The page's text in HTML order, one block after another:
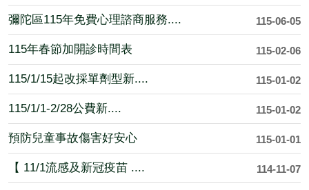
115-06-05
彌陀區115年免費心理諮商服務....
115-02-06
115年春節加開診時間表
115-01-02
115/1/15起改採單劑型新....
115-01-02
115/1/1-2/28公費新....
115-01-01
預防兒童事故傷害好安心
114-11-07
【 11/1流感及新冠疫苗 ....